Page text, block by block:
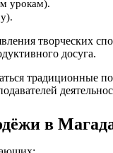
урокам).
творческих
досуга.
в